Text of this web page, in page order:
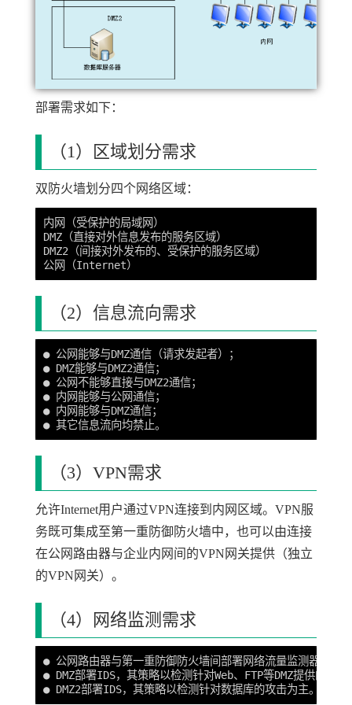
部署需求如下：
（1）区域划分需求
双防火墙划分四个网络区域：
内网（受保护的局域网）
DMZ（直接对外信息发布的服务区域）
DMZ2（间接对外发布的、受保护的服务区域）
（2）信息流向需求
● 公网能够与DMZ通信（请求发起者）；
● DMZ能够与DMZ2通信；
● 公网不能够直接与DMZ2通信；
● 内网能够与公网通信；
● 内网能够与DMZ通信；
（3）VPN需求
允许Internet用户通过VPN连接到内网区域。VPN服
务既可集成至第一重防御防火墙中，也可以由连接
在公网路由器与企业内网间的VPN网关提供（独立
的VPN网关）。
（4）网络监测需求
● 公网路由器与第一重防御防火墙间部署网络流量监测器，对
● DMZ部署IDS，其策略以检测针对Web、FTP等DMZ提供的服